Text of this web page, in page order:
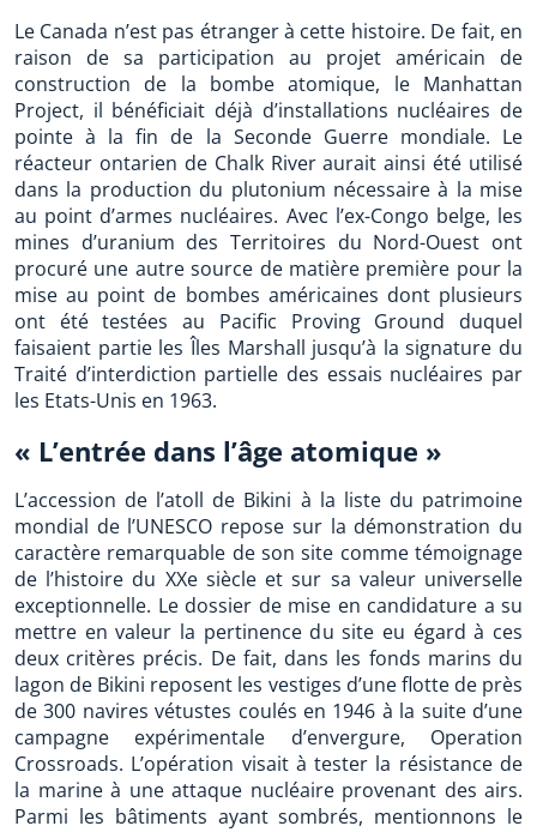
Le Canada n’est pas étranger à cette histoire. De fait, en
raison de sa participation au projet américain de
construction de la bombe atomique, le Manhattan
Project, il bénéficiait déjà d’installations nucléaires de
pointe à la fin de la Seconde Guerre mondiale. Le
réacteur ontarien de Chalk River aurait ainsi été utilisé
dans la production du plutonium nécessaire à la mise
au point d’armes nucléaires. Avec l’ex-Congo belge, les
mines d’uranium des Territoires du Nord-Ouest ont
procuré une autre source de matière première pour la
mise au point de bombes américaines dont plusieurs
ont été testées au Pacific Proving Ground duquel
faisaient partie les Îles Marshall jusqu’à la signature du
Traité d’interdiction partielle des essais nucléaires par
les Etats-Unis en 1963.
« L’entrée dans l’âge atomique »
L’accession de l’atoll de Bikini à la liste du patrimoine
mondial de l’UNESCO repose sur la démonstration du
caractère remarquable de son site comme témoignage
de l’histoire du XXe siècle et sur sa valeur universelle
exceptionnelle. Le dossier de mise en candidature a su
mettre en valeur la pertinence du site eu égard à ces
deux critères précis. De fait, dans les fonds marins du
lagon de Bikini reposent les vestiges d’une flotte de près
de 300 navires vétustes coulés en 1946 à la suite d’une
campagne expérimentale d’envergure, Operation
Crossroads. L’opération visait à tester la résistance de
la marine à une attaque nucléaire provenant des airs.
Parmi les bâtiments ayant sombrés, mentionnons le